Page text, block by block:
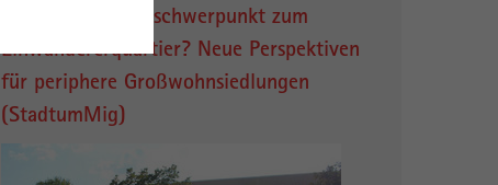
Vom Stadtumbauschwerpunkt zum
Einwandererquartier? Neue Perspektiven
für periphere Großwohnsiedlungen
(StadtumMig)